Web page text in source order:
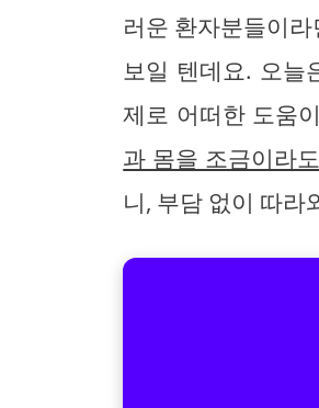
러운 환자분들이
보일 텐데요. 오늘
제로 어떠한 도움
과 몸을 조금이라
니, 부담 없이 따라